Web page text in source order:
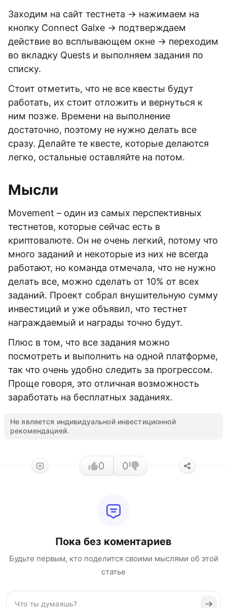
Заходим на сайт тестнета → нажимаем на
кнопку Connect Galxe → подтверждаем
действие во всплывающем окне → переходим
во вкладку Quests и выполняем задания по
списку.
Стоит отметить, что не все квесты будут
работать, их стоит отложить и вернуться к
ним позже. Времени на выполнение
достаточно, поэтому не нужно делать все
сразу. Делайте те квесте, которые делаются
легко, остальные оставляйте на потом.
Мысли
Movement – один из самых перспективных
тестнетов, которые сейчас есть в
криптовалюте. Он не очень легкий, потому что
много заданий и некоторые из них не всегда
работают, но команда отмечала, что не нужно
делать все, можно сделать от 10% от всех
заданий. Проект собрал внушительную сумму
инвестиций и уже объявил, что тестнет
награждаемый и награды точно будут.
Плюс в том, что все задания можно
посмотреть и выполнить на одной платформе,
так что очень удобно следить за прогрессом.
Проще говоря, это отличная возможность
заработать на бесплатных заданиях.
Не является индивидуальной инвестиционной
рекомендацией.
0 0
Пока без коментариев
Будьте первым, кто поделится своими мыслями об этой
статье